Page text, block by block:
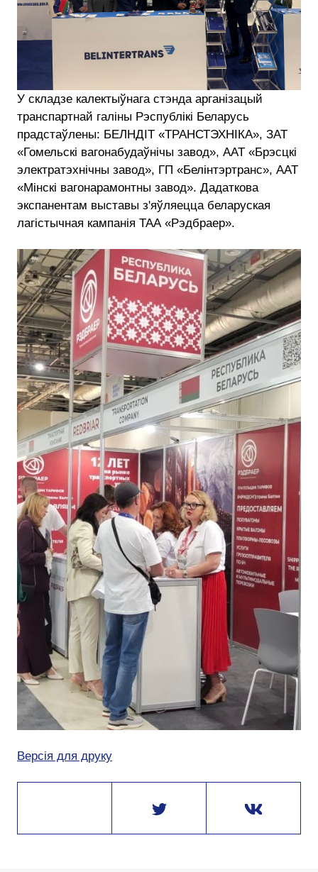
У складзе калектыўнага стэнда арганізацый
транспартнай галіны Рэспублікі Беларусь
прадстаўлены: БЕЛНДІТ «ТРАНСТЭХНІКА», ЗАТ
«Гомельскі вагонабудаўнічы завод», ААТ «Брэсцкі
электратэхнічны завод», ГП «Белінтэртранс», ААТ
«Мінскі вагонарамонтны завод». Дадаткова
экспанентам выставы з'яўляецца беларуская
лагістычная кампанія ТАА «Рэдбраер».
Версія для друку